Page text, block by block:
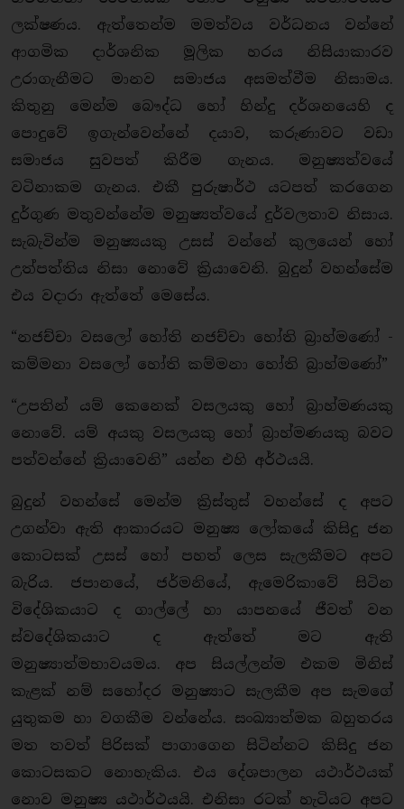
ලක්ෂණය. ඇත්තෙන්ම මමත්වය වර්ධනය වන්නේ
ආගමික දාර්ශනික මූලික හරය නිසියාකාරව
උරාගැනීමට මානව සමාජය අසමත්වීම නිසාමය.
කිතුනු මෙන්ම බෞද්ධ හෝ හින්දු දර්ශනයෙහි ද
පොදුවේ ඉගැන්වෙන්නේ දයාව, කරුණාවට වඩා
සමාජය සුවපත් කිරීම ගැනය. මනුෂ්‍යත්වයේ
වටිනාකම ගැනය. එකී පුරුෂාර්ථ යටපත් කරගෙන
දුර්ගුණ මතුවන්නේම මනුෂ්‍යත්වයේ දුර්වලතාව නිසාය.
සැබැවින්ම මනුෂ්‍යයකු උසස් වන්නේ කුලයෙන් හෝ
උත්පත්තිය නිසා නොවේ ක්‍රියාවෙනි. බුදුන් වහන්සේම
එය වදාරා ඇත්තේ මෙසේය.
“නජච්චා වසලෝ හෝති නජච්චා හෝති බ්‍රාහ්මණෝ -
කම්මනා වසලෝ හෝති කම්මනා හෝති බ්‍රාහ්මණෝ”
“උපතින් යම් කෙනෙක් වසලයකු හෝ බ්‍රාහ්මණයකු
නොවේ. යම් අයකු වසලයකු හෝ බ්‍රාහ්මණයකු බවට
පත්වන්නේ ක්‍රියාවෙනි” යන්න එහි අර්ථයයි.
බුදුන් වහන්සේ මෙන්ම ක්‍රිස්තුස් වහන්සේ ද අපට
උගන්වා ඇති ආකාරයට මනුෂ්‍ය ලෝකයේ කිසිදු ජන
කොටසක් උසස් හෝ පහත් ලෙස සැලකීමට අපට
බැරිය. ජපානයේ, ජර්මනියේ, ඇමෙරිකාවේ සිටින
විදේශිකයාට ද ගාල්ලේ හා යාපනයේ ජීවත් වන
ස්වදේශිකයාට ද ඇත්තේ මට ඇති
මනුෂ්‍යාත්මභාවයමය. අප සියල්ලන්ම එකම මිනිස්
කැළක් නම් සහෝදර මනුෂ්‍යාට සැලකීම අප සැමගේ
යුතුකම හා වගකීම වන්නේය. සංඛ්‍යාත්මක බහුතරය
මත තවත් පිරිසක් පාගාගෙන සිටින්නට කිසිදු ජන
කොටසකට නොහැකිය. එය දේශපාලන යථාර්ථයක්
නොව මනුෂ්‍ය යථාර්ථයයි. එනිසා රටක් හැටියට අපට